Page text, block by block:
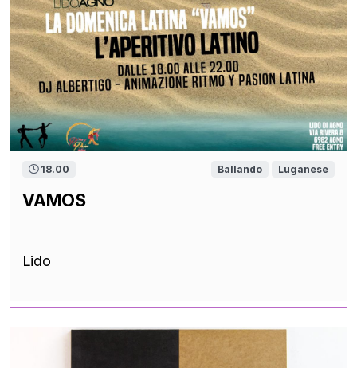
18.00 Ballando Luganese
VAMOS
Lido